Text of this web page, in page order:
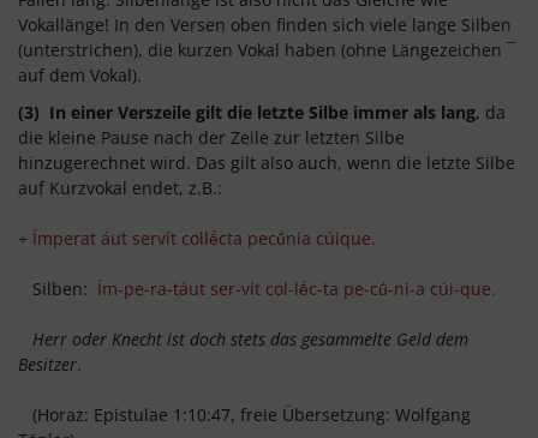
Vokallänge! In den Versen oben finden sich viele lange Silben
(unterstrichen), die kurzen Vokal haben (ohne Längezeichen ¯
auf dem Vokal).
(3) In einer Verszeile gilt die letzte Silbe immer als lang, da
die kleine Pause nach der Zeile zur letzten Silbe
hinzugerechnet wird. Das gilt also auch, wenn die letzte Silbe
auf Kurzvokal endet, z.B.:
÷ Ímperat áut servít collḗcta pecū́nia cúique.
Silben: Ím-pe-ra-táut ser-vít col-lḗc-ta pe-cū́-ni-a cúi-que.
Herr oder Knecht ist doch stets das gesammelte Geld dem
Besitzer.
(Horaz: Epistulae 1:10:47, freie Übersetzung: Wolfgang